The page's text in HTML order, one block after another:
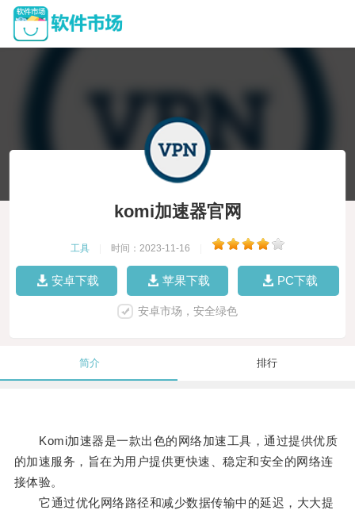
komi加速器官网
工具 时间：2023-11-16
安卓下载 苹果下载 PC下载
安卓市场，安全绿色
简介 排行
Komi加速器是一款出色的网络加速工具，通过提供优质
的加速服务，旨在为用户提供更快速、稳定和安全的网络连
接体验。
它通过优化网络路径和减少数据传输中的延迟，大大提